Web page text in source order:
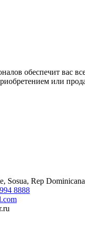
обеспечит вас
или
Sosua, Rep Dominicana
8888